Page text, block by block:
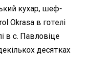
кухар, шеф-
Okrasa в готелі
в с. Павловіце
десятках